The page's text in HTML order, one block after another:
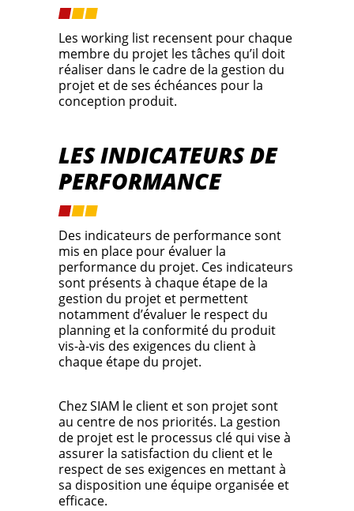
Les working list recensent pour chaque
membre du projet les tâches qu’il doit
réaliser dans le cadre de la gestion du
projet et de ses échéances pour la
conception produit.
LES INDICATEURS DE
PERFORMANCE
Des indicateurs de performance sont
mis en place pour évaluer la
performance du projet. Ces indicateurs
sont présents à chaque étape de la
gestion du projet et permettent
notamment d’évaluer le respect du
planning et la conformité du produit
vis-à-vis des exigences du client à
chaque étape du projet.
Chez SIAM le client et son projet sont
au centre de nos priorités. La gestion
de projet est le processus clé qui vise à
assurer la satisfaction du client et le
respect de ses exigences en mettant à
sa disposition une équipe organisée et
efficace.